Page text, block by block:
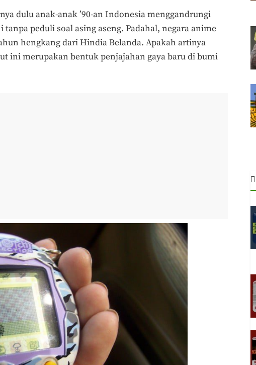
dulu anak-anak ’90-an Indonesia menggandrungi
peduli soal asing aseng. Padahal, negara anime
hengkang dari Hindia Belanda. Apakah artinya
ini merupakan bentuk penjajahan gaya baru di bumi